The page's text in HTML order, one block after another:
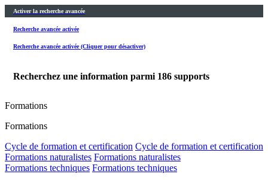
Activer la recherche avancée
Recherche avancée activée
Recherche avancée activée (Cliquer pour désactiver)
Recherchez une information parmi 186 supports
Formations
Formations
Cycle de formation et certification Cycle de formation et certification
Formations naturalistes Formations naturalistes
Formations techniques Formations techniques